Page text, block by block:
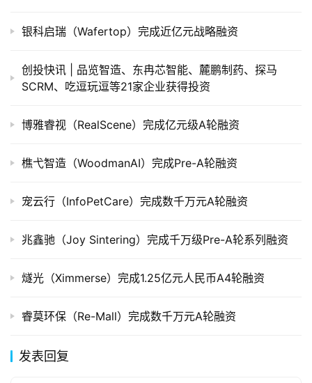
上
创
数
据
创
学
银科启瑞（Wafertop）完成近亿元战略融资
创投快讯 | 品览智造、​东冉芯智能、麓鹏制药、探马
SCRM、吃逗玩逗等21家企业获得投资
博雅睿视（RealScene）完成亿元级A轮融资
樵弋智造（WoodmanAI）完成Pre-A轮融资
宠云行（InfoPetCare）完成数千万元A轮融资
兆鑫驰（Joy Sintering）完成千万级Pre-A轮系列融资
燧光（Ximmerse）完成1.25亿元人民币A4轮融资
睿莫环保（Re-Mall）完成数千万元A轮融资
发表回复